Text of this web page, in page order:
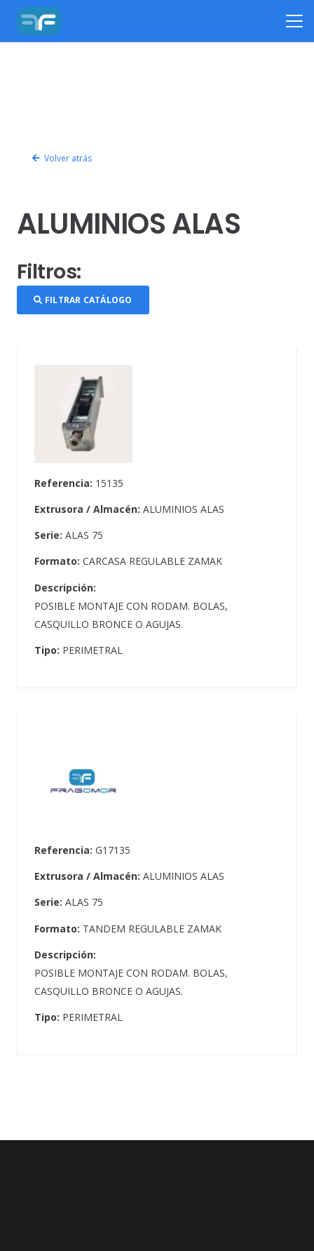
Volver atrás
ALUMINIOS ALAS
Filtros:
FILTRAR CATÁLOGO
Referencia: 15135
Extrusora / Almacén: ALUMINIOS ALAS
Serie: ALAS 75
Formato: CARCASA REGULABLE ZAMAK
Descripción:
POSIBLE MONTAJE CON RODAM. BOLAS,
CASQUILLO BRONCE O AGUJAS.
Tipo: PERIMETRAL
Referencia: G17135
Extrusora / Almacén: ALUMINIOS ALAS
Serie: ALAS 75
Formato: TANDEM REGULABLE ZAMAK
Descripción:
POSIBLE MONTAJE CON RODAM. BOLAS,
CASQUILLO BRONCE O AGUJAS.
Tipo: PERIMETRAL